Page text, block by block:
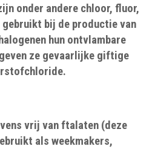
onder andere chloor, fluor,
bij de productie van
hun ontvlambare
ze gevaarlijke giftige
vrij van ftalaten (deze
als weekmakers,